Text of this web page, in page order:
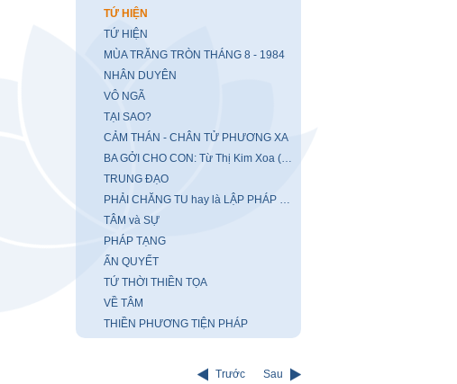
TỨ HIỆN
TỨ HIỆN
MÙA TRĂNG TRÒN THÁNG 8 - 1984
NHÂN DUYÊN
VÔ NGÃ
TẠI SAO?
CẢM THÁN - CHÂN TỬ PHƯƠNG XA
BA GỞI CHO CON: Từ Thị Kim Xoa (Hong Kong)
TRUNG ĐẠO
PHẢI CHĂNG TU hay là LẬP PHÁP TRÍ
TÂM và SỰ
PHÁP TẠNG
ẤN QUYẾT
TỨ THỜI THIỀN TỌA
VỀ TÂM
THIỀN PHƯƠNG TIỆN PHÁP
Trước Sau